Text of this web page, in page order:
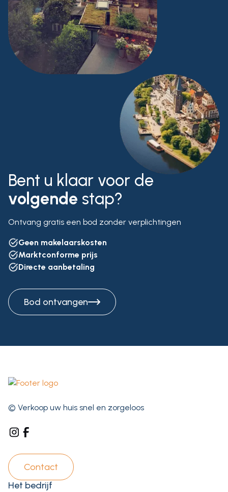
Bent u klaar voor de
volgende stap?
Ontvang gratis een bod zonder verplichtingen
Geen makelaarskosten
Marktconforme prijs
Directe aanbetaling
Bod ontvangen
© Verkoop uw huis snel en zorgeloos
Contact
Het bedrijf